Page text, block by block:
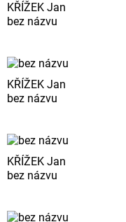
KŘÍŽEK Jan
bez názvu
KŘÍŽEK Jan
bez názvu
KŘÍŽEK Jan
bez názvu